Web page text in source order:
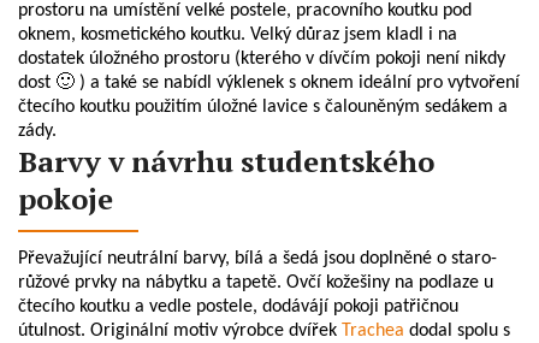
prostoru na umístění velké postele, pracovního koutku pod
oknem, kosmetického koutku. Velký důraz jsem kladl i na
dostatek úložného prostoru (kterého v dívčím pokoji není nikdy
dost 🙂 ) a také se nabídl výklenek s oknem ideální pro vytvoření
čtecího koutku použitím úložné lavice s čalouněným sedákem a
zády.
Barvy v návrhu studentského
pokoje
Převažující neutrální barvy, bílá a šedá jsou doplněné o staro-
růžové prvky na nábytku a tapetě. Ovčí kožešiny na podlaze u
čtecího koutku a vedle postele, dodávájí pokoji patřičnou
útulnost. Originální motiv výrobce dvířek Trachea dodal spolu s